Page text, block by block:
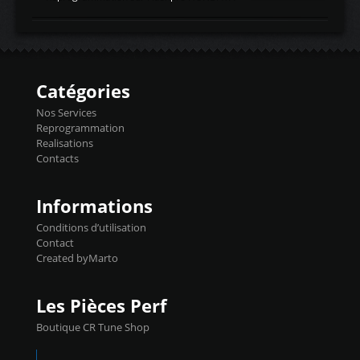
d'admissiontemp ex. pour atmo -30- 80°C
temperaturetemperature ldr moteurtemp
Injecteurs + Flashpro 1370€ TTC Le
précise et performante. Vous pourrez
basculer de la carto sans plomb à Ethanol à
l'aide du flashpro OPTION ECONOMIQUES
Reprog SP 98 sur le calculateur d'origine
450€ TTC Un gain d'environ 10cv et 15nm
Catégories
Nos Services
Reprogrammation
Realisations
Contacts
Informations
Conditions d’utilisation
Contact
Created byMarto
Les Pièces Perf
Boutique CR Tune Shop